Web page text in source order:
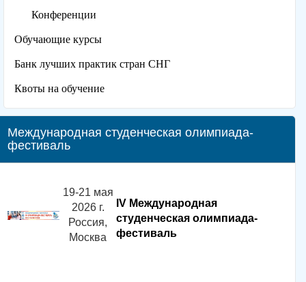
Конференции
Обучающие курсы
Банк лучших практик стран СНГ
Квоты на обучение
Международная студенческая олимпиада-
фестиваль
19-21 мая
2026 г.
Россия,
Москва
IV Международная
студенческая олимпиада-
фестиваль